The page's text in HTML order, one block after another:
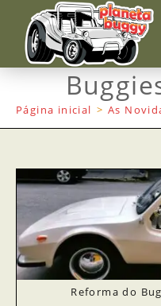
Página inicial > As
Reforma do